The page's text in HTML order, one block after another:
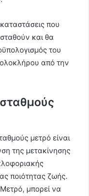
που
και θα
του
από την
μετρό είναι
της μετακίνησης
ποιότητας ζωής.
μπορεί να